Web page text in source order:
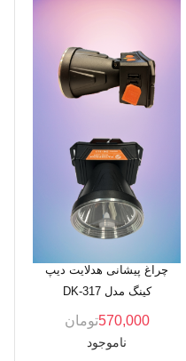
چراغ پیشانی هدلایت دیپ
کینگ مدل DK-317
570,000تومان
ناموجود